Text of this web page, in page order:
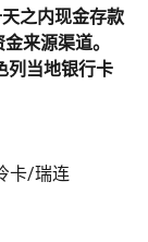
之内现金存款
来源渠道。
列当地银行卡
卡/瑞连